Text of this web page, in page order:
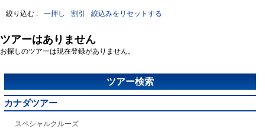
絞り込む : 一押し 割引 絞込みをリセットする
ツアーはありません
お探しのツアーは現在登録がありません。
ツアー検索
カナダツアー
スペシャルクルーズ